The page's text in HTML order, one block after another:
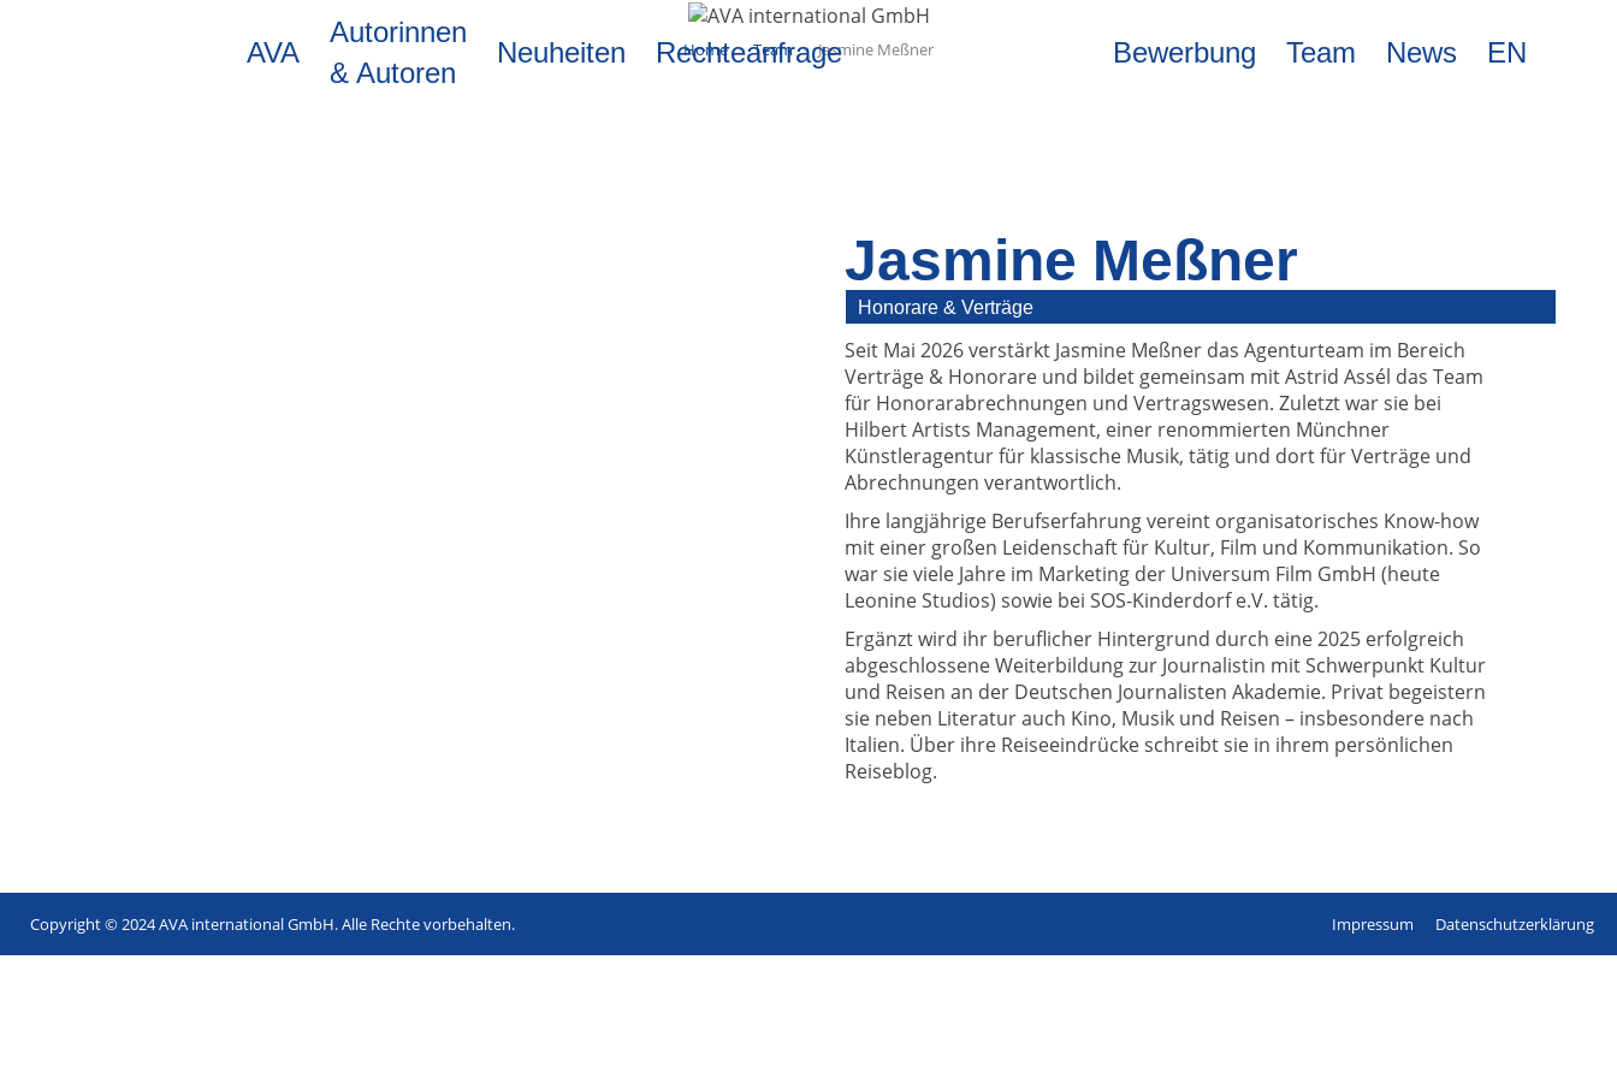
AVA
Autorinnen
& Autoren
Neuheiten Rechteanfrage Bewerbung Team News EN
Home Team Jasmine Meßner
Jasmine Meßner
Honorare & Verträge
Seit Mai 2026 verstärkt Jasmine Meßner das Agenturteam im Bereich
Verträge & Honorare und bildet gemeinsam mit Astrid Assél das Team
für Honorarabrechnungen und Vertragswesen. Zuletzt war sie bei
Hilbert Artists Management, einer renommierten Münchner
Künstleragentur für klassische Musik, tätig und dort für Verträge und
Abrechnungen verantwortlich.
Ihre langjährige Berufserfahrung vereint organisatorisches Know-how
mit einer großen Leidenschaft für Kultur, Film und Kommunikation. So
war sie viele Jahre im Marketing der Universum Film GmbH (heute
Leonine Studios) sowie bei SOS-Kinderdorf e.V. tätig.
Ergänzt wird ihr beruflicher Hintergrund durch eine 2025 erfolgreich
abgeschlossene Weiterbildung zur Journalistin mit Schwerpunkt Kultur
und Reisen an der Deutschen Journalisten Akademie. Privat begeistern
sie neben Literatur auch Kino, Musik und Reisen – insbesondere nach
Italien. Über ihre Reiseeindrücke schreibt sie in ihrem persönlichen
Reiseblog.
Copyright © 2024 AVA international GmbH. Alle Rechte vorbehalten.
Footer
Datenschutzerklärung
Impressum